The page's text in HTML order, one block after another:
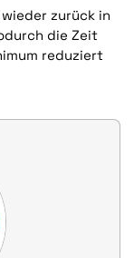
zurück in
die Zeit
reduziert